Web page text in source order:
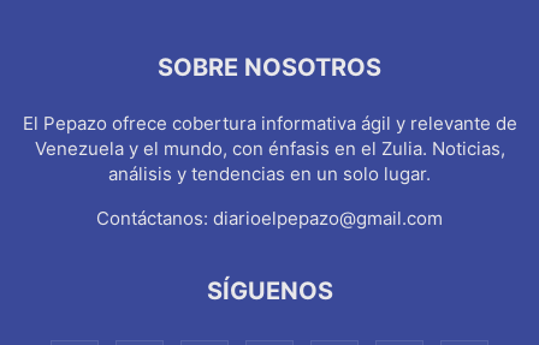
SOBRE NOSOTROS
El Pepazo ofrece cobertura informativa ágil y relevante de
Venezuela y el mundo, con énfasis en el Zulia. Noticias,
análisis y tendencias en un solo lugar.
Contáctanos: diarioelpepazo@gmail.com
SÍGUENOS